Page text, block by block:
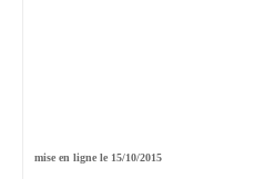
mise en ligne le 15/10/2015